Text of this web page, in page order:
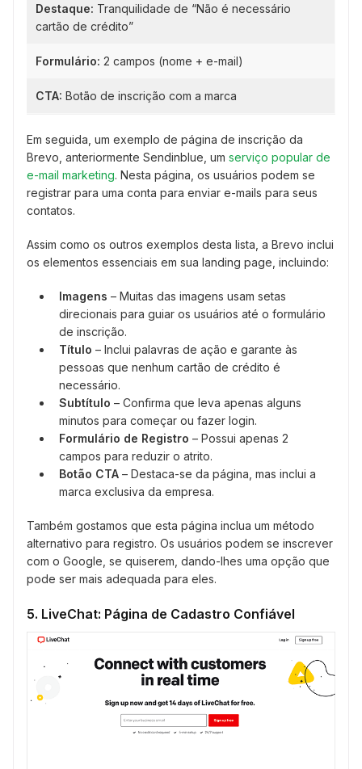
Destaque: Tranquilidade de “Não é necessário
cartão de crédito”
Formulário: 2 campos (nome + e-mail)
CTA: Botão de inscrição com a marca
Em seguida, um exemplo de página de inscrição da
Brevo, anteriormente Sendinblue, um serviço popular de
e-mail marketing. Nesta página, os usuários podem se
registrar para uma conta para enviar e-mails para seus
contatos.
Assim como os outros exemplos desta lista, a Brevo inclui
os elementos essenciais em sua landing page, incluindo:
Imagens – Muitas das imagens usam setas
direcionais para guiar os usuários até o formulário
de inscrição.
Título – Inclui palavras de ação e garante às
pessoas que nenhum cartão de crédito é
necessário.
Subtítulo – Confirma que leva apenas alguns
minutos para começar ou fazer login.
Formulário de Registro – Possui apenas 2
campos para reduzir o atrito.
Botão CTA – Destaca-se da página, mas inclui a
marca exclusiva da empresa.
Também gostamos que esta página inclua um método
alternativo para registro. Os usuários podem se inscrever
com o Google, se quiserem, dando-lhes uma opção que
pode ser mais adequada para eles.
5. LiveChat: Página de Cadastro Confiável